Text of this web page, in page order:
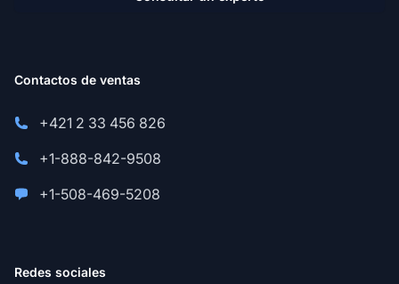
Contactos de ventas
+421 2 33 456 826
+1-888-842-9508
+1-508-469-5208
Redes sociales